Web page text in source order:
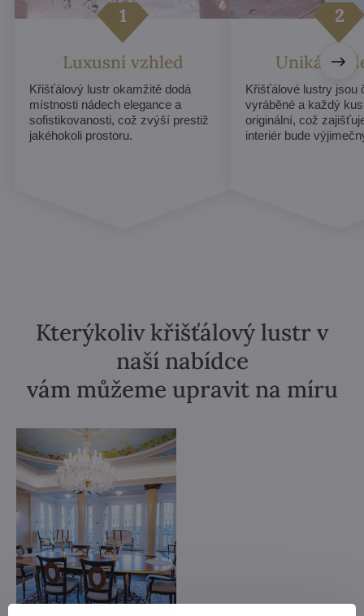
Luxusní vzhled
Křišťálový lustr okamžitě dodá
místnosti nádech elegance a
sofistikovanosti, což zvýší prestiž
jakéhokoli prostoru.
Unikátní
Křišťálové lustry jsou
vyráběné a každý
originální, což
interiér bude
Kterýkoliv křišťálový lustr v
naší nabídce
vám můžeme upravit na míru